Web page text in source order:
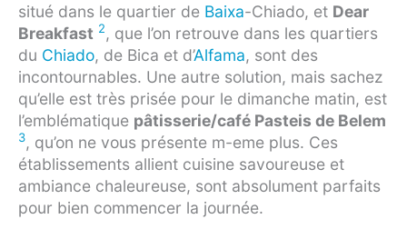
situé dans le quartier de Baixa-Chiado, et Dear
Breakfast 2, que l’on retrouve dans les quartiers
du Chiado, de Bica et d’Alfama, sont des
incontournables. Une autre solution, mais sachez
qu’elle est très prisée pour le dimanche matin, est
l’emblématique pâtisserie/café Pasteis de Belem
3, qu’on ne vous présente m-eme plus. Ces
établissements allient cuisine savoureuse et
ambiance chaleureuse, sont absolument parfaits
pour bien commencer la journée.